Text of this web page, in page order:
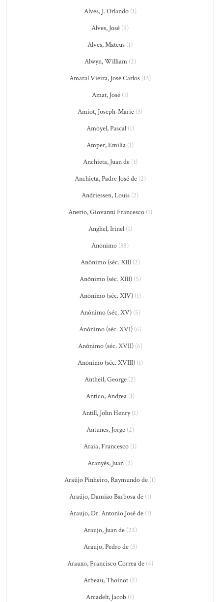
Alves, J. Orlando(1)
Alves, José (5)
Alves, Mateus (1)
Alwyn, William(2)
Amaral Vieira, José Carlos (13)
Amat, José (1)
Amiot, Joseph-Marie (3)
Amoyel, Pascal(1)
Amper, Emilia (1)
Anchieta, Juan de(1)
Anchieta, Padre José de(2)
Andriessen, Louis (2)
Anerio, Giovanni Francesco(1)
Anghel, Irinel(1)
Anônimo (38)
Anônimo (séc. XII)(2)
Anônimo (séc. XIII)(5)
Anônimo (séc. XIV)(1)
Anônimo (séc. XV)(5)
Anônimo (séc. XVI)(6)
Anônimo (séc. XVII)(6)
Anônimo (séc. XVIII)(1)
Antheil, George (2)
Antico, Andrea(1)
Antill, John Henry(1)
Antunes, Jorge(2)
Araia, Francesco (1)
Aranyés, Juan (2)
Araújo Pinheiro, Raymundo de (1)
Araújo, Damião Barbosa de(1)
Araujo, Dr. Antonio José de(1)
Araujo, Juan de(22)
Araujo, Pedro de(3)
Arauxo, Francisco Correa de(4)
Arbeau, Thoinot(2)
Arcadelt, Jacob (1)